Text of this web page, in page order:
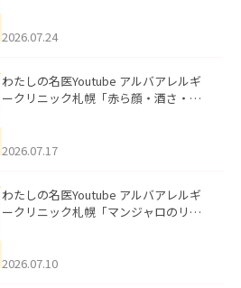
た。
2026.07.24
わたしの名医Youtube アルバアレルギ
ークリニック札幌「赤ら顔・酒さ・ニ
した。
2026.07.17
わたしの名医Youtube アルバアレルギ
ークリニック札幌「マンジャロのリア
た。
2026.07.10